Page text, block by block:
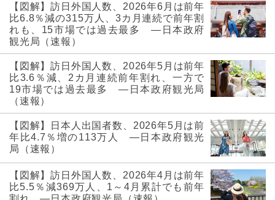
【図解】訪日外国人数、2026年6月は前年
比6.8％減の315万人、3カ月連続で前年割
れも、15市場では過去最多 ―日本政府
観光局（速報）
【図解】訪日外国人数、2026年5月は前年
比3.6％減、2カ月連続前年割れ、一方で
19市場では過去最多 ―日本政府観光局
（速報）
【図解】日本人出国者数、2026年5月は前
年比4.7％増の113万人 ―日本政府観光
局（速報）
【図解】訪日外国人数、2026年4月は前年
比5.5％減369万人、1～4月累計でも前年